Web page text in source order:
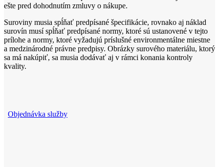
ešte pred dohodnutím zmluvy o nákupe.
Suroviny musia spĺňať predpísané špecifikácie, rovnako aj náklad
surovín musí spĺňať predpísané normy, ktoré sú ustanovené v tejto
prílohe a normy, ktoré vyžadujú príslušné environmentálne miestne
a medzinárodné právne predpisy. Obrázky surového materiálu, ktorý
sa má nakúpiť, sa musia dodávať aj v rámci konania kontroly
kvality.
Objednávka služby